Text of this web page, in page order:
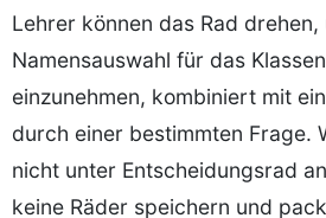
Lehrer können das Rad
Namensauswahl für das
einzunehmen, kombiniert mit
durch einer bestimmten Frage.
nicht unter Entscheidungsrad
keine Räder speichern und